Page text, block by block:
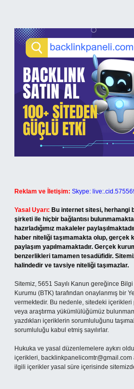
Reklam ve İletişim: Skype:
Yasal Uyarı: Bu internet sitesi, herhangi
şirketi ile hiçbir bağlantısı
hazırladığımız makaleler
haber niteliği taşımamakta olup, gerçek
paylaşım yapılmamaktadır. Gerçek
benzerlikleri tamamen tesadüfidir.
halindedir ve tavsiye niteliği taşımazlar.
Sitemiz, 5651 Sayılı Kanun gereğince
Kurumu (BTK) tarafından onaylanmış bir
vermektedir. Bu nedenle, sitedeki
veya araştırma yükümlülüğümüz
yazdıkları içeriklerin sorumluluğunu
sorumluluğu kabul etmiş sayılırlar.
Hukuka ve yasal düzenlemelere aykırı
içerikleri, backlinkpanelicomtr@gmail.com
ilgili içerikler yasal süre içerisinde